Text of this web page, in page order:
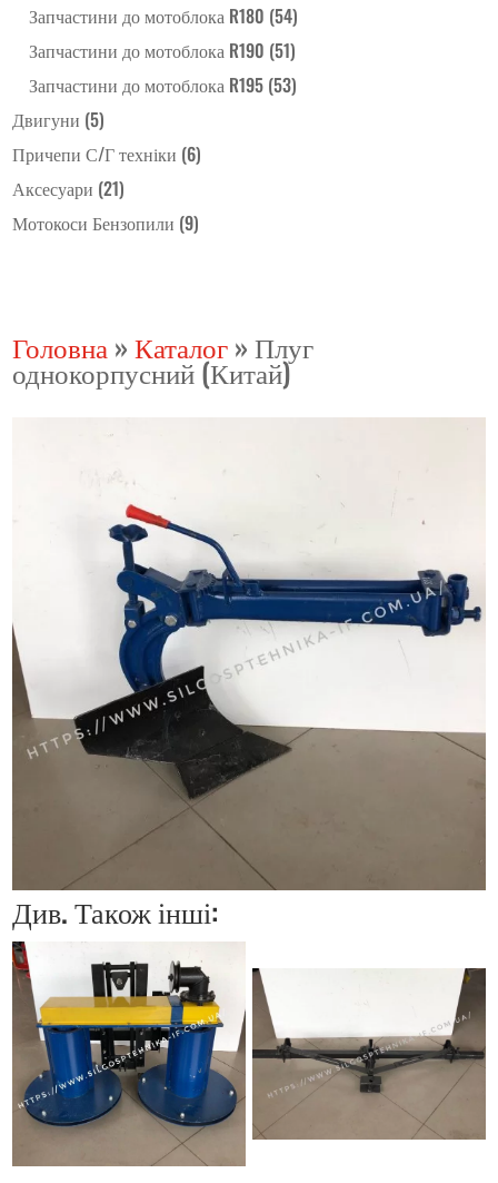
Запчастини до мотоблока R180 (54)
Запчастини до мотоблока R190 (51)
Запчастини до мотоблока R195 (53)
Двигуни (5)
Причепи С/Г техніки (6)
Аксесуари (21)
Мотокоси Бензопили (9)
Головна »Каталог»Плуг
однокорпусний (Китай)
Див. Також інші: